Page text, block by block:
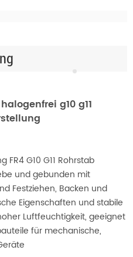
g10 g11
G10 G11 Rohrstab
und gebunden mit
Festziehen, Backen und
Eigenschaften und stabile
Luftfeuchtigkeit, geeignet
für mechanische,